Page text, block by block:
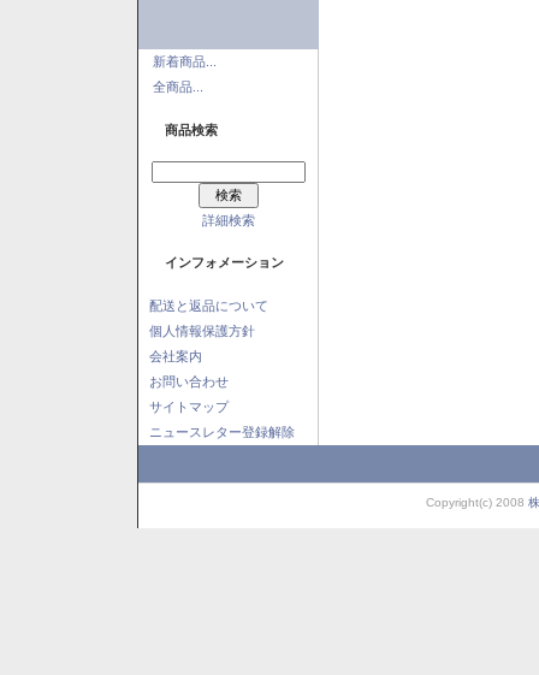
新着商品...
全商品...
商品検索
詳細検索
インフォメーション
配送と返品について
個人情報保護方針
会社案内
お問い合わせ
サイトマップ
ニュースレター登録解除
Copyright(c) 2008